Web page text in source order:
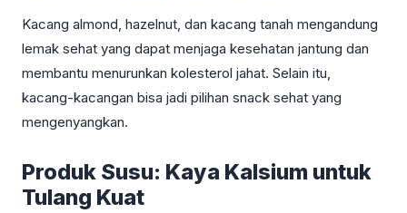
Kacang almond, hazelnut, dan kacang tanah mengandung
lemak sehat yang dapat menjaga kesehatan jantung dan
membantu menurunkan kolesterol jahat. Selain itu,
kacang-kacangan bisa jadi pilihan snack sehat yang
mengenyangkan.
Produk Susu: Kaya Kalsium untuk
Tulang Kuat